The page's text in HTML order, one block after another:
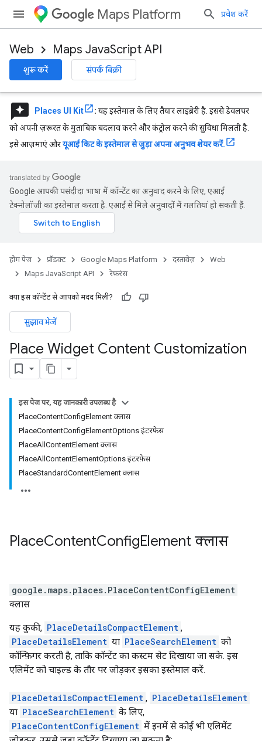
Maps Platform प्रवेश करें
Web Maps JavaScript API
शुरू करें संपर्क बिक्री
reviews Places UI Kit : यह इस्तेमाल के लिए तैयार लाइब्रेरी है. इससे डेवलपर
को अपनी ज़रूरत के मुताबिक बदलाव करने और कंट्रोल करने की सुविधा मिलती है.
इसे आज़माएं औरयूआई किट के इस्तेमाल से जुड़ा अपना अनुभव शेयर करें.
Google आपकी पसंदीदा भाषा में कॉन्टेंट का अनुवाद करने के लिए, एआई
टेक्नोलॉजी का इस्तेमाल करता है. एआई से मिले अनुवादों में गलतियां हो सकती हैं.
होम पेज प्रॉडक्ट Google Maps Platform दस्तावेज़
Web
Maps JavaScript API
रेफ़रंस
क्या इस कॉन्टेंट से आपको मदद मिली?
सुझाव भेजें
Place Widget Content Customization
इस पेज पर, यह जानकारी उपलब्ध है
PlaceContentConfigElement क्लास
PlaceContentConfigElementOptions इंटरफ़ेस
PlaceAllContentElement क्लास
PlaceAllContentElementOptions इंटरफ़ेस
PlaceStandardContentElement क्लास
PlaceContentConfigElement क्लास
google.maps.places. PlaceContentConfigElement
क्लास
यह कुकी, PlaceDetailsCompactElement ,
PlaceDetailsElement या PlaceSearchElement को
कॉन्फ़िगर करती है, ताकि कॉन्टेंट का कस्टम सेट दिखाया जा सके. इस
एलिमेंट को चाइल्ड के तौर पर जोड़कर इसका इस्तेमाल करें.
PlaceDetailsCompactElement , PlaceDetailsElement
या PlaceSearchElement के लिए,
PlaceContentConfigElement में इनमें से कोई भी एलिमेंट